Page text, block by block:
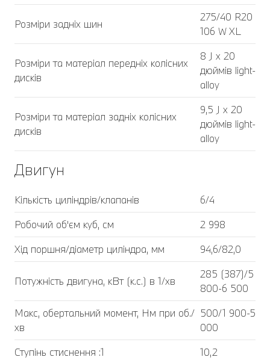
Розміри задніх шин
275/40 R20
106 W XL
Розміри та матеріал передніх колісних
дисків
8 J x 20
дюймів light-
alloy
Розміри та матеріал задніх колісних
дисків
9,5 J x 20
дюймів light-
alloy
Двигун
Кількість циліндрів/клапанів
6/4
Робочий об'єм куб, cм
2 998
Хід поршня/діаметр циліндра, мм
94,6/82,0
Потужність двигуна, кВт (к.с.) в 1/хв
285 (387)/5
800-6 500
Макс, обертальний момент, Нм при об./
хв
500/1 900-5
000
Ступінь стиснення :1
10,2